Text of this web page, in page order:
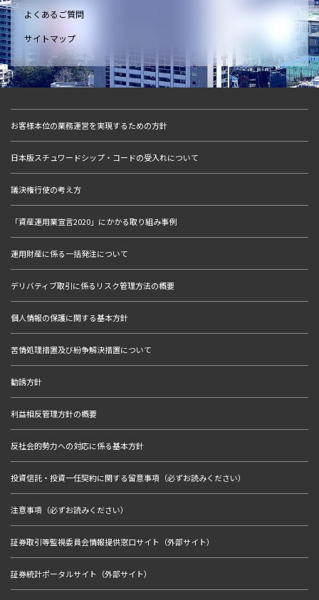
よくあるご質問
サイトマップ
お客様本位の業務運営を実現するための方針
日本版スチュワードシップ・コードの受入れについて
議決権行使の考え方
「資産運用業宣言2020」にかかる取り組み事例
運用財産に係る一括発注について
デリバティブ取引に係るリスク管理方法の概要
個人情報の保護に関する基本方針
苦情処理措置及び紛争解決措置について
勧誘方針
利益相反管理方針の概要
反社会的勢力への対応に係る基本方針
投資信託・投資一任契約に関する留意事項（必ずお読みください）
注意事項（必ずお読みください）
証券取引等監視委員会情報提供窓口サイト（外部サイト）
証券統計ポータルサイト（外部サイト）